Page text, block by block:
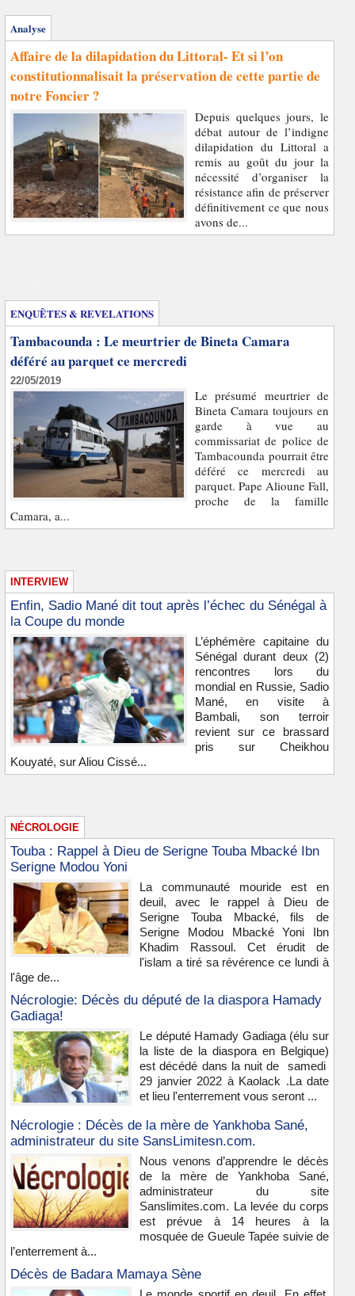
Analyse
Affaire de la dilapidation du Littoral- Et si l’on
constitutionnalisait la préservation de cette partie de
notre Foncier ?
Depuis quelques jours, le
débat autour de l’indigne
dilapidation du Littoral a
remis au goût du jour la
nécessité d’organiser la
résistance afin de préserver
définitivement ce que nous
avons de...
ENQUÊTES & REVELATIONS
Tambacounda : Le meurtrier de Bineta Camara
déféré au parquet ce mercredi
22/05/2019
Le présumé meurtrier de
Bineta Camara toujours en
garde à vue au
commissariat de police de
Tambacounda pourrait être
déféré ce mercredi au
parquet. Pape Alioune Fall,
proche de la famille
Camara, a...
INTERVIEW
Enfin, Sadio Mané dit tout après l’échec du Sénégal à
la Coupe du monde
L’éphémère capitaine du
Sénégal durant deux (2)
rencontres lors du
mondial en Russie, Sadio
Mané, en visite à
Bambali, son terroir
revient sur ce brassard
pris sur Cheikhou
Kouyaté, sur Aliou Cissé...
NÉCROLOGIE
Touba : Rappel à Dieu de Serigne Touba Mbacké Ibn
Serigne Modou Yoni
La communauté mouride est en
deuil, avec le rappel à Dieu de
Serigne Touba Mbacké, fils de
Serigne Modou Mbacké Yoni Ibn
Khadim Rassoul. Cet érudit de
l'islam a tiré sa révérence ce lundi à
l'âge de...
Nécrologie: Décès du député de la diaspora Hamady
Gadiaga!
Le député Hamady Gadiaga (élu sur
la liste de la diaspora en Belgique)
est décédé dans la nuit de samedi
29 janvier 2022 à Kaolack .La date
et lieu l'enterrement vous seront ...
Nécrologie : Décès de la mère de Yankhoba Sané,
administrateur du site SansLimitesn.com.
Nous venons d’apprendre le décès
de la mère de Yankhoba Sané,
administrateur du site
Sanslimites.com. La levée du corps
est prévue à 14 heures à la
mosquée de Gueule Tapée suivie de
l’enterrement à...
Décès de Badara Mamaya Sène